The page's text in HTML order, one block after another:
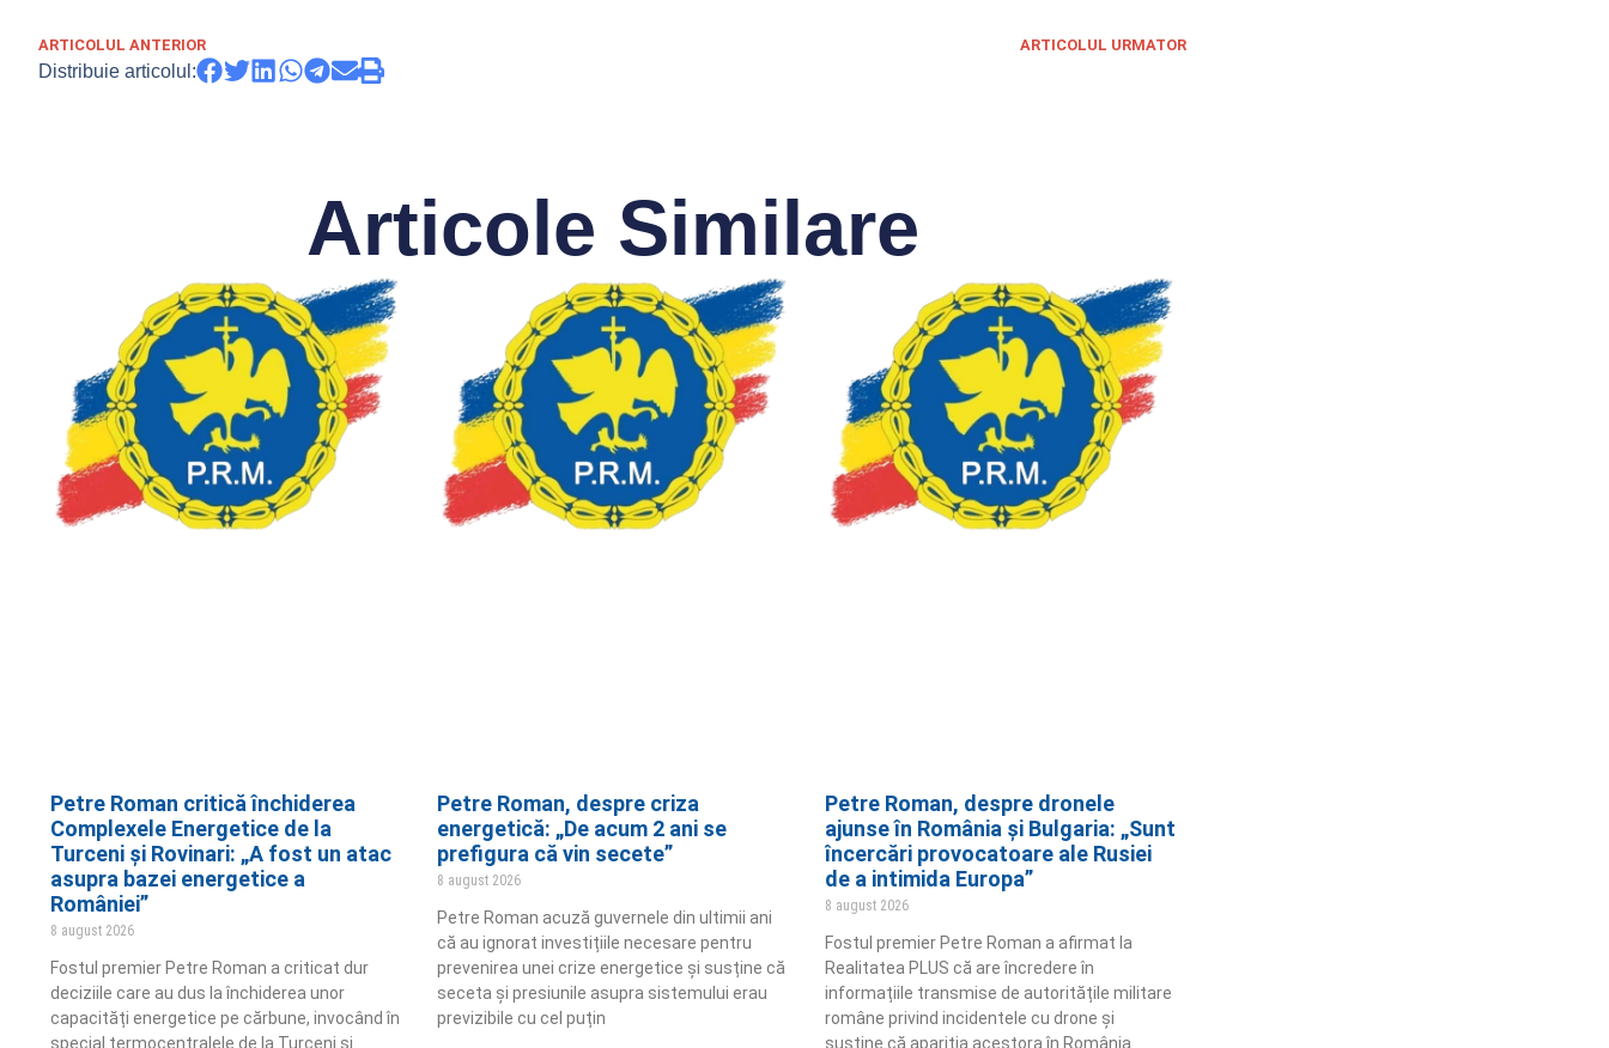
ARTICOLUL ANTERIOR ARTICOLUL URMATOR
Distribuie articolul:
Articole Similare
Petre Roman critică închiderea
Complexele Energetice de la
Turceni și Rovinari: „A fost un atac
asupra bazei energetice a
României”
8 august 2026
Fostul premier Petre Roman a criticat dur
deciziile care au dus la închiderea unor
capacități energetice pe cărbune, invocând în
special termocentralele de la Turceni și
Petre Roman, despre criza
energetică: „De acum 2 ani se
prefigura că vin secete”
8 august 2026
Petre Roman acuză guvernele din ultimii ani
că au ignorat investițiile necesare pentru
prevenirea unei crize energetice și susține că
seceta și presiunile asupra sistemului erau
previzibile cu cel puțin
Petre Roman, despre dronele
ajunse în România și Bulgaria: „Sunt
încercări provocatoare ale Rusiei
de a intimida Europa”
8 august 2026
Fostul premier Petre Roman a afirmat la
Realitatea PLUS că are încredere în
informațiile transmise de autoritățile militare
române privind incidentele cu drone și
susține că apariția acestora în România